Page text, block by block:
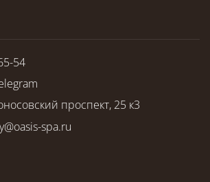
54
проспект, 25 к3
spa.ru